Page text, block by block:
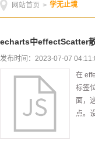
网站首页 > 学无止境
echarts中effectScatter
发布时间：2023-07-07
在
标签
面，
点。